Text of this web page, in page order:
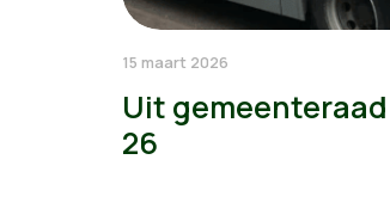
15 maart 2026
Uit
26